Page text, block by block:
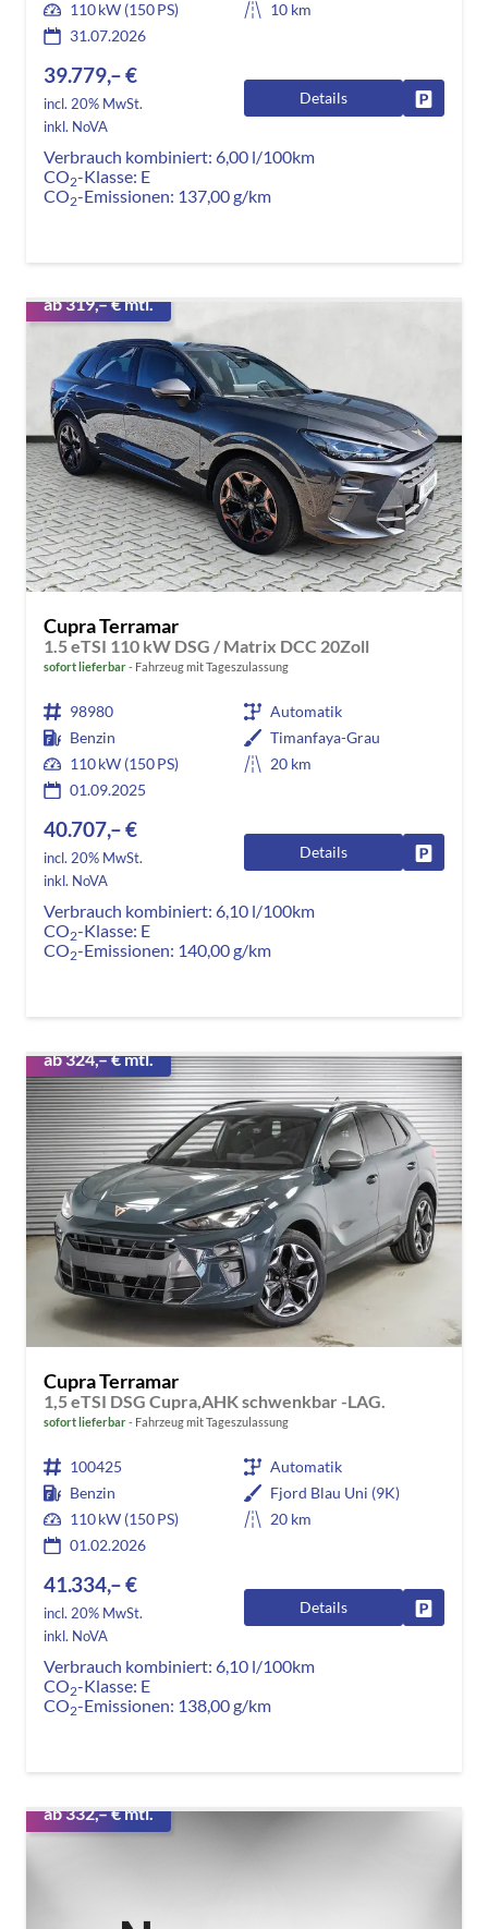
110 kW (150 PS)
10 km
31.07.2026
39.779,– €
incl. 20% MwSt.
inkl. NoVA
Details
Verbrauch kombiniert: 6,00 l/100km
CO2-Klasse: E
CO2-Emissionen: 137,00 g/km
ab 319,– € mtl.
Cupra Terramar
1.5 eTSI 110 kW DSG / Matrix DCC 20Zoll
sofort lieferbar Fahrzeug mit Tageszulassung
98980
Automatik
Benzin
Timanfaya-Grau
110 kW (150 PS)
20 km
01.09.2025
40.707,– €
incl. 20% MwSt.
inkl. NoVA
Details
Verbrauch kombiniert: 6,10 l/100km
CO2-Klasse: E
CO2-Emissionen: 140,00 g/km
ab 324,– € mtl.
Cupra Terramar
1,5 eTSI DSG Cupra,AHK schwenkbar -LAG.
sofort lieferbar Fahrzeug mit Tageszulassung
100425
Automatik
Benzin
Fjord Blau Uni (9K)
110 kW (150 PS)
20 km
01.02.2026
41.334,– €
incl. 20% MwSt.
inkl. NoVA
Details
Verbrauch kombiniert: 6,10 l/100km
CO2-Klasse: E
CO2-Emissionen: 138,00 g/km
ab 332,– € mtl.